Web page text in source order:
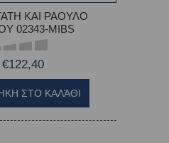
ΚΑΙ ΡΑΟΥΛΟ
02343-MIBS